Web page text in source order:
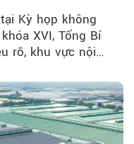
Kỳ họp không
XVI, Tổng Bí
rõ, khu vực nội